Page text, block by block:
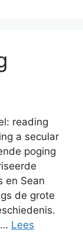
reading
a secular
poging
en Sean
de grote
Lees